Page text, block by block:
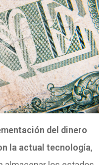
del dinero
la actual tecnología,